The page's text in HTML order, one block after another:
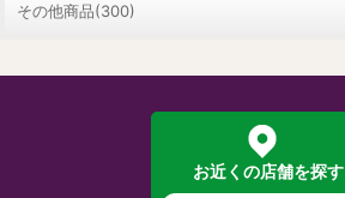
その他商品(300)
お近くの店舗を探す